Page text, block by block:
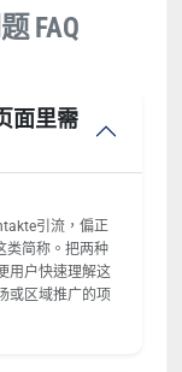
FAQ
面里需
引流，偏正
类简称。把两种
用户快速理解这
或区域推广的项